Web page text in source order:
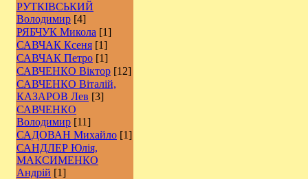
РУТКІВСЬКИЙ
Володимир [4]
РЯБЧУК Микола [1]
САВЧАК Ксеня [1]
САВЧАК Петро [1]
САВЧЕНКО Віктор [12]
САВЧЕНКО Віталій,
КАЗАРОВ Лев [3]
САВЧЕНКО
Володимир [11]
САДОВАН Михайло [1]
САНДЛЕР Юлія,
МАКСИМЕНКО
Андрій [1]